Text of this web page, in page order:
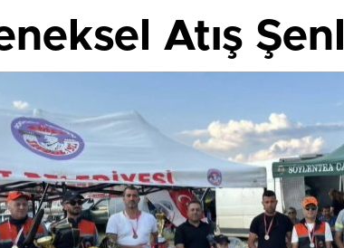
Atış